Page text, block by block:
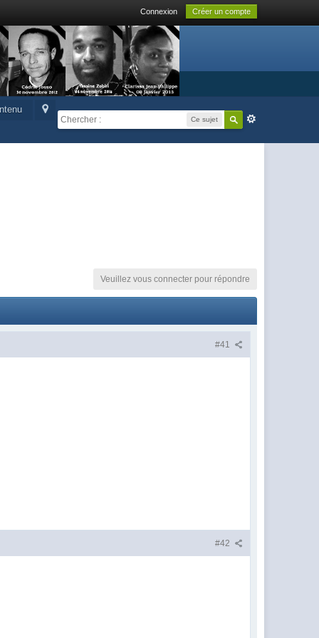
Connexion Créer un compte
Ce sujet
Veuillez vous connecter pour répondre
#41
#42